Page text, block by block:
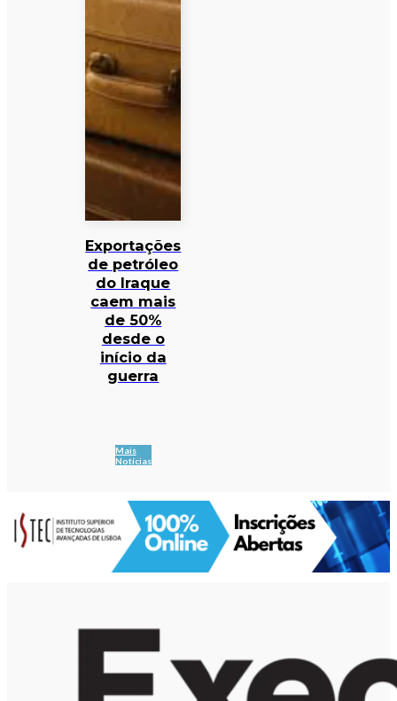
Exportações
de petróleo
do Iraque
caem mais
de 50%
desde o
início da
guerra
Mais
Notícias